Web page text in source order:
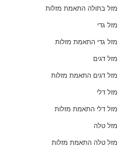
מזל בתולה התאמת מזלות
מזל גדי
מזל גדי התאמת מזלות
מזל דגים
מזל דגים התאמת מזלות
מזל דלי
מזל דלי התאמת מזלות
מזל טלה
מזל טלה התאמת מזלות